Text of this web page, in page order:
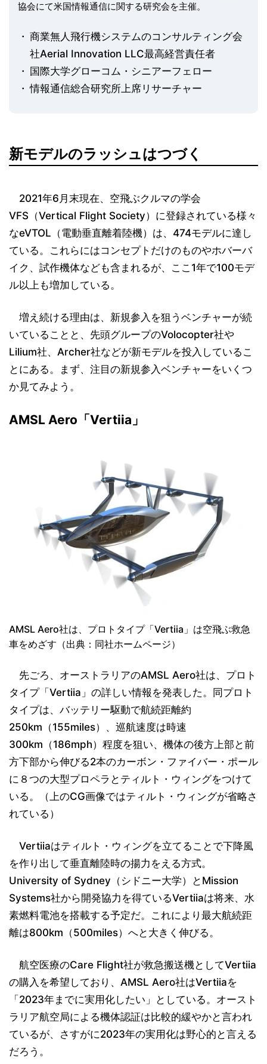
協会にて米国情報通信に関する研究会を主催。
商業無人飛行機システムのコンサルティング会
社Aerial Innovation LLC最高経営責任者
国際大学グローコム・シニアーフェロー
情報通信総合研究所上席リサーチャー
新モデルのラッシュはつづく
2021年6月末現在、空飛ぶクルマの学会
VFS（Vertical Flight Society）に登録されている様々
なeVTOL（電動垂直離着陸機）は、474モデルに達し
ている。これらにはコンセプトだけのものやホバーバ
イク、試作機体なども含まれるが、ここ1年で100モデ
ル以上も増加している。
増え続ける理由は、新規参入を狙うベンチャーが続
いていることと、先頭グループのVolocopter社や
Lilium社、Archer社などが新モデルを投入しているこ
とにある。まず、注目の新規参入ベンチャーをいくつ
か見てみよう。
AMSL Aero「Vertiia」
AMSL Aero社は、プロトタイプ「Vertiia」は空飛ぶ救急
車をめざす（出典：同社ホームページ）
先ごろ、オーストラリアのAMSL Aero社は、プロト
タイプ「Vertiia」の詳しい情報を発表した。同プロト
タイプは、バッテリー駆動で航続距離約
250km（155miles）、巡航速度は時速
300km（186mph）程度を狙い、機体の後方上部と前
方下部から伸びる2本のカーボン・ファイバー・ポール
に８つの大型プロペラとティルト・ウィングをつけて
いる。（上のCG画像ではティルト・ウィングが省略さ
れている）
Vertiiaはティルト・ウィングを立てることで下降風
を作り出して垂直離陸時の揚力をえる方式。
University of Sydney（シドニー大学）とMission
Systems社から開発協力を得ているVertiiaは将来、水
素燃料電池を搭載する予定だ。これにより最大航続距
離は800km（500miles）へと大きく伸びる。
航空医療のCare Flight社が救急搬送機としてVertiia
の購入を希望しており、AMSL Aero社はVertiiaを
「2023年までに実用化したい」としている。オースト
ラリア航空局による機体認証は比較的緩やかと言われ
ているが、さすがに2023年の実用化は野心的と言える
だろう。